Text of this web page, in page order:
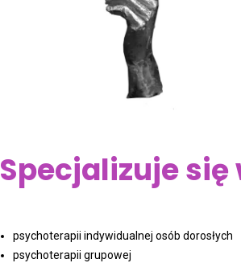
Specjalizuje
psychoterapii indywidualnej osób dorosłych
psychoterapii grupowej